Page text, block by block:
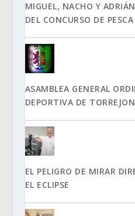
MIGUEL, NACHO Y
DEL CONCURSO DE
ASAMBLEA GENERAL
DEPORTIVA DE
EL PELIGRO DE MIRAR
EL ECLIPSE